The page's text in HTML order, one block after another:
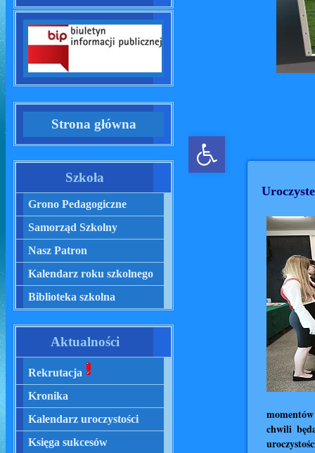
Strona główna
Szkoła
Grono Pedagogiczne
Samorząd Szkolny
Nasz Patron
Kalendarz roku szkolnego
Biblioteka szkolna
Aktualności
Rekrutacja
Kronika
Kalendarz uroczystości
Księga sukcesów